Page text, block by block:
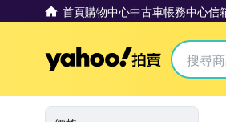
首頁購物中心中古車帳務中心信
Yahoo拍賣